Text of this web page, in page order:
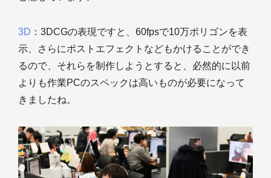
3D ：3DCGの表現ですと、60fpsで10万ポリゴンを表
示、さらにポストエフェクトなどもかけることができ
るので、それらを制作しようとすると、必然的に以前
よりも作業PCのスペックは高いものが必要になって
きましたね。